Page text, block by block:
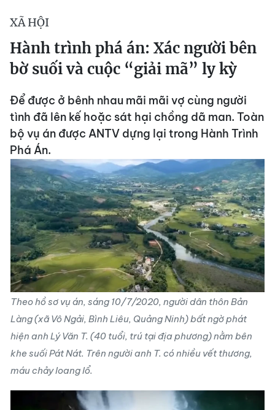
XÃ HỘI
Hành trình phá án: Xác người bên
bờ suối và cuộc “giải mã” ly kỳ
Để được ở bênh nhau mãi mãi vợ cùng người
tình đã lên kế hoặc sát hại chồng dã man. Toàn
bộ vụ án được ANTV dựng lại trong Hành Trình
Phá Án.
Theo hồ sơ vụ án, sáng 10/7/2020, người dân thôn Bản
Làng (xã Vô Ngải, Bình Liêu, Quảng Ninh) bất ngờ phát
hiện anh Lý Văn T. (40 tuổi, trú tại địa phương) nằm bên
khe suối Pát Nát. Trên người anh T. có nhiều vết thương,
máu chảy loang lổ.